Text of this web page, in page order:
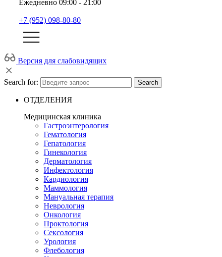
Ежедневно 09:00 - 21:00
+7 (952) 098-80-80
Версия для слабовидящих
Search for: Search
ОТДЕЛЕНИЯ
Медицинская клиника
Гастроэнтерология
Гематология
Гепатология
Гинекология
Дерматология
Инфектология
Кардиология
Маммология
Мануальная терапия
Неврология
Онкология
Проктология
Сексология
Урология
Флебология